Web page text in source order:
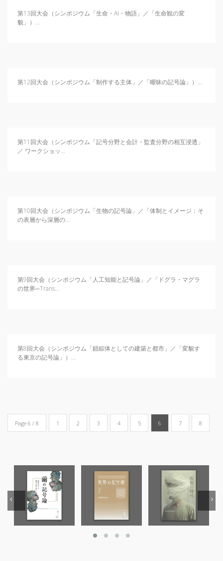
第13回大会（シンポジウム「生命・AI・物語」／「生命観の変
貌」）...
第12回大会（シンポジウム「制作する主体」／「曖昧の記号論」）...
第11回大会（シンポジウム「記号分野と会計・監査分野の相互浸透」
／ ワークショッ...
第10回大会（シンポジウム「生物の記号論」／「体制とイメージ：そ
の表層から深層の...
第9回大会（シンポジウム「人工知能と記号論」／「ドグラ・マグラ
の世界─Trans...
第8回大会（シンポジウム「錯綜体としての建築と都市」／「変貌す
る東京の記号論」）...
Page 6 / 8 1 2 3 4 5 6 7 8